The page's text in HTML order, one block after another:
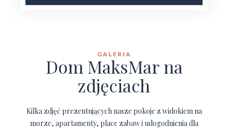
GALERIA
Dom MaksMar na
zdjęciach
Kilka zdjęć prezentujących nasze pokoje z widokiem na
morze, apartamenty, place zabaw i udogodnienia dla